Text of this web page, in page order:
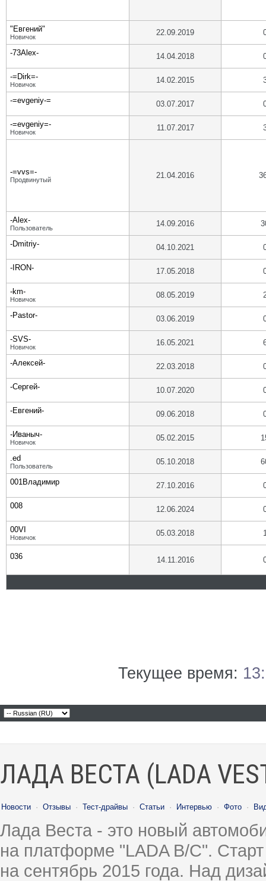
"Евгений"
Новичок 22.09.2019
-73Alex- 14.04.2018
-=Dirk=-
Новичок 14.02.2015
-=evgeniy-= 03.07.2017
-=evgeniy=-
Новичок 11.07.2017
-=vvs=-
Продвинутый 21.04.2016
-Alex-
Пользователь 14.09.2016
-Dmitriy- 04.10.2021
-IRON- 17.05.2018
-km-
Новичок 08.05.2019
-Pastor- 03.06.2019
-SVS-
Новичок 16.05.2021
-Алексей- 22.03.2018
-Сергей- 10.07.2020
-Евгений- 09.06.2018
-Иваныч-
Новичок 05.02.2015
.ed
Пользователь 05.10.2018
001Владимир 27.10.2016
008 12.06.2024
00VI
Новичок 05.03.2018
036 14.11.2016
Текущее время:
ЛАДА ВЕСТА (LADA
Новости · Отзывы · Тест-драйвы · Статьи · Интервью · Фото ·
Лада Веста - это новый
на платформе "LADA B/C".
на сентябрь 2015 года. Над